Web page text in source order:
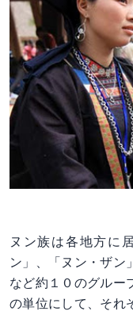
ヌン族は各地方に
ン」、「ヌン・ザン
など約１０のグルー
の単位にして、それ